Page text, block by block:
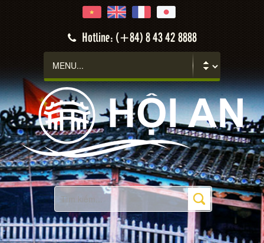
Hotline: (+84) 8 43 42 8888